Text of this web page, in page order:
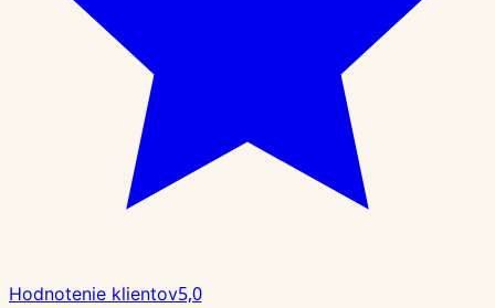
Hodnotenie klientov5,0